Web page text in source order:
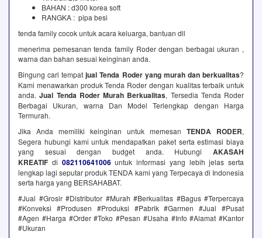
BAHAN : d300 korea soft
RANGKA : pipa besi
tenda family cocok untuk acara keluarga, bantuan dll
menerima pemesanan tenda family Roder dengan berbagai ukuran ,
warna dan bahan sesuai keinginan anda.
Bingung cari tempatjual Tenda Roder yang murah dan berkualitas?
Kami menawarkan produk Tenda Roder dengan kualitas terbaik untuk
anda.Jual Tenda Roder Murah Berkualitas, Tersedia Tenda Roder
Berbagai Ukuran, warna Dan Model Terlengkap dengan Harga
Termurah.
Jika Anda memiliki keinginan untuk memesan TENDA RODER,
Segera hubungi kami untuk mendapatkan paket serta estimasi biaya
yang sesuai dengan budget anda. Hubungi AKASAH
KREATIF di 082110641006untuk informasi yang lebih jelas serta
lengkap lagi seputar produk TENDA kami yang Terpecaya di Indonesia
serta harga yang BERSAHABAT.
#Jual #Grosir #Distributor #Murah #Berkualitas #Bagus #Terpercaya
#Konveksi #Produsen #Produksi #Pabrik #Garmen #Jual #Pusat
#Agen #Harga #Order #Toko #Pesan #Usaha #Info #Alamat #Kantor
#Ukuran